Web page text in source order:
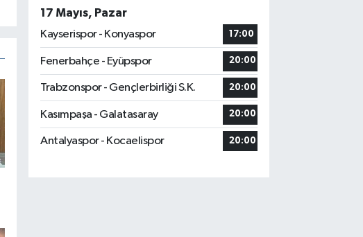
17 Mayıs, Pazar
Kayserispor - Konyaspor
17:00
Fenerbahçe - Eyüpspor 20:00
Trabzonspor - Gençlerbirliği S.K. 20:00
Kasımpaşa - Galatasaray 20:00
Antalyaspor - Kocaelispor 20:00